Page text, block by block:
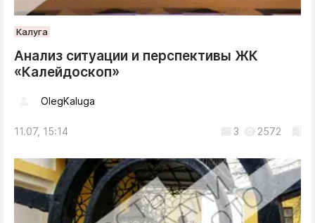
Калуга
Анализ ситуации и перспективы ЖК
«Калейдоскоп»
OlegKaluga
11.07, 15:14 3 2572